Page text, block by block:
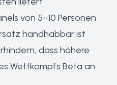
von 5–10 Personen
handhabbar ist
dass höhere
Wettkampfs Beta an